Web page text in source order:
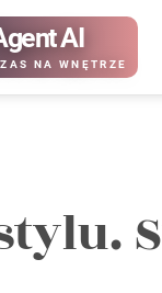
AI
NA WNĘTRZE